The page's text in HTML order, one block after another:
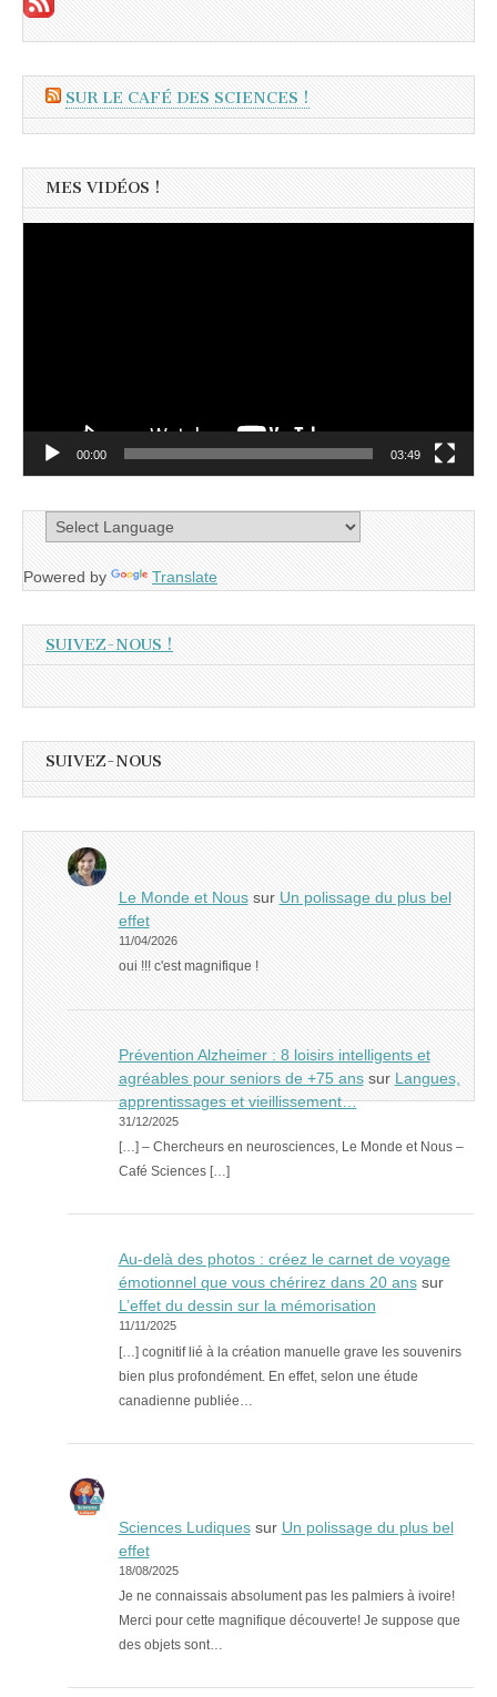
SUR LE CAFÉ DES SCIENCES !
MES VIDÉOS !
00:00 03:49
Powered by Translate
SUIVEZ-NOUS !
SUIVEZ-NOUS
Le Monde et Noussur Un polissage du plus bel
effet
11/04/2026
oui !!! c'est magnifique !
Prévention Alzheimer : 8 loisirs intelligents et
agréables pour seniors de +75 anssur Langues,
apprentissages et vieillissement…
31/12/2025
[…] – Chercheurs en neurosciences, Le Monde et Nous –
Café Sciences […]
Au-delà des photos : créez le carnet de voyage
émotionnel que vous chérirez dans 20 anssur
L’effet du dessin sur la mémorisation
11/11/2025
[…] cognitif lié à la création manuelle grave les souvenirs
bien plus profondément. En effet, selon une étude
canadienne publiée…
Sciences Ludiquessur Un polissage du plus bel
effet
18/08/2025
Je ne connaissais absolument pas les palmiers à ivoire!
Merci pour cette magnifique découverte! Je suppose que
des objets sont…